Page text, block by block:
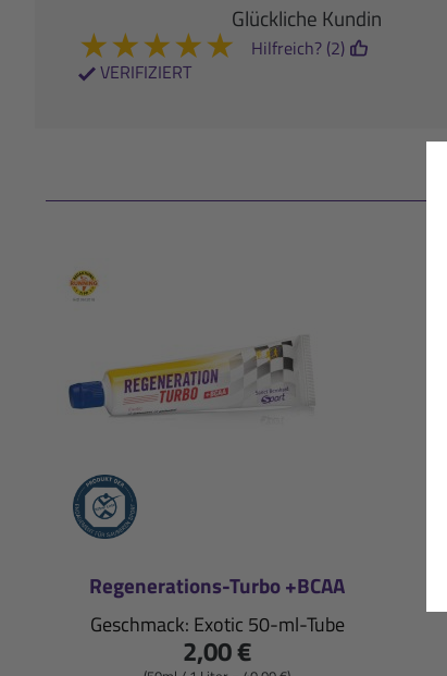
Glückliche Kundin
★★★★★
VERIFIZIERT
Hilfreich? (2)
Regenerations-Turbo +BCAA
Geschmack: Exotic 50-ml-Tube
2,00 €